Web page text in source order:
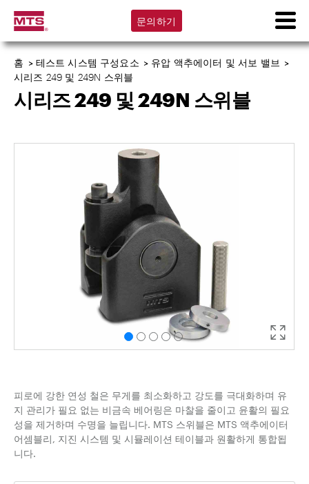
문의하기
홈 > 테스트 시스템 구성요소 > 유압 액추에이터 및 서보 밸브 >
시리즈 249 및 249N 스위블
시리즈 249 및 249N 스위블
피로에 강한 연성 철은 무게를 최소화하고 강도를 극대화하며 유
지 관리가 필요 없는 비금속 베어링은 마찰을 줄이고 윤활의 필요
성을 제거하며 수명을 늘립니다. MTS 스위블은 MTS 액추에이터
어셈블리, 지진 시스템 및 시뮬레이션 테이블과 원활하게 통합됩
니다.